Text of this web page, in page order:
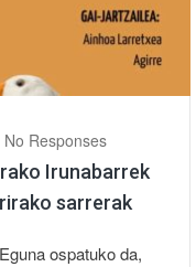
No Responses
Irunabarrek
sarrerak
ospatuko da,